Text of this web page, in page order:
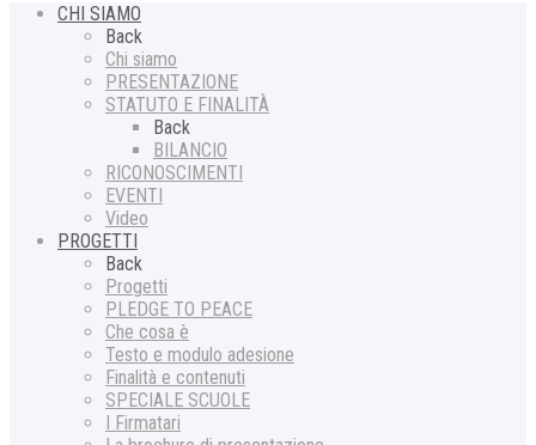
CHI SIAMO
Back
Chi siamo
PRESENTAZIONE
STATUTO E FINALITÀ
Back
BILANCIO
RICONOSCIMENTI
EVENTI
Video
PROGETTI
Back
Progetti
PLEDGE TO PEACE
Che cosa è
Testo e modulo adesione
Finalità e contenuti
SPECIALE SCUOLE
I Firmatari